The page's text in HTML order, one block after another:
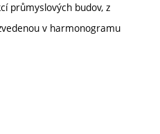
průmyslových budov, z
v harmonogramu